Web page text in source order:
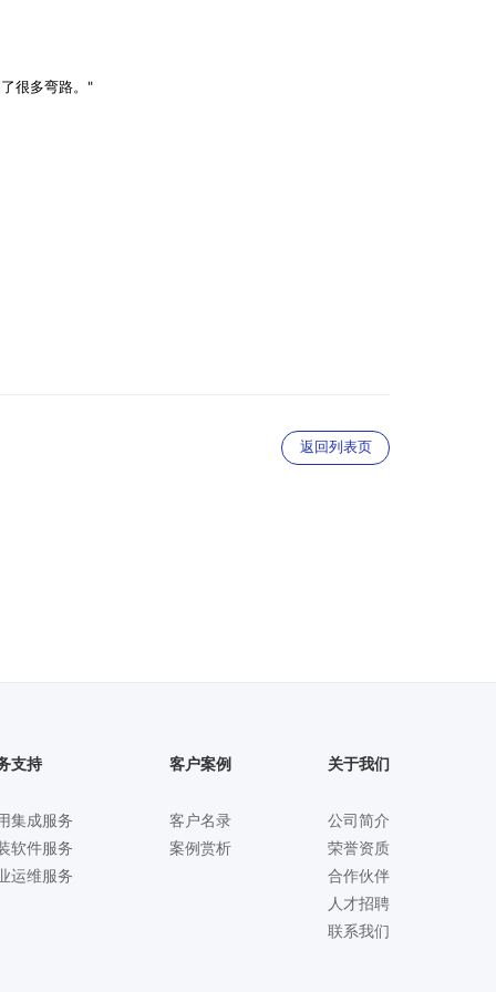
很多弯路。"
返回列表页
支持
集成服务
软件服务
运维服务
客户案例
客户名录
案例赏析
关于我们
公司简介
荣誉资质
合作伙伴
人才招聘
联系我们